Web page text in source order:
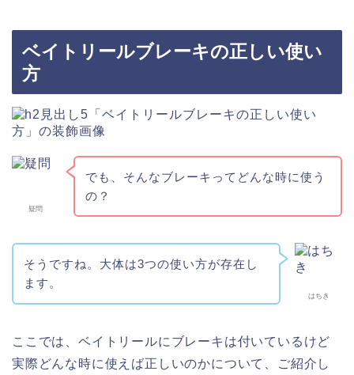
ベイトリールブレーキの正しい使い
方
疑問
でも、そんなブレーキってどんな時に使う
の？
はちき
そうですね。大体は3つの使い方が存在し
ます。
ここでは、ベイトリールにブレーキは付いているけど
実際どんな時に使えば正しいのかについて、ご紹介し